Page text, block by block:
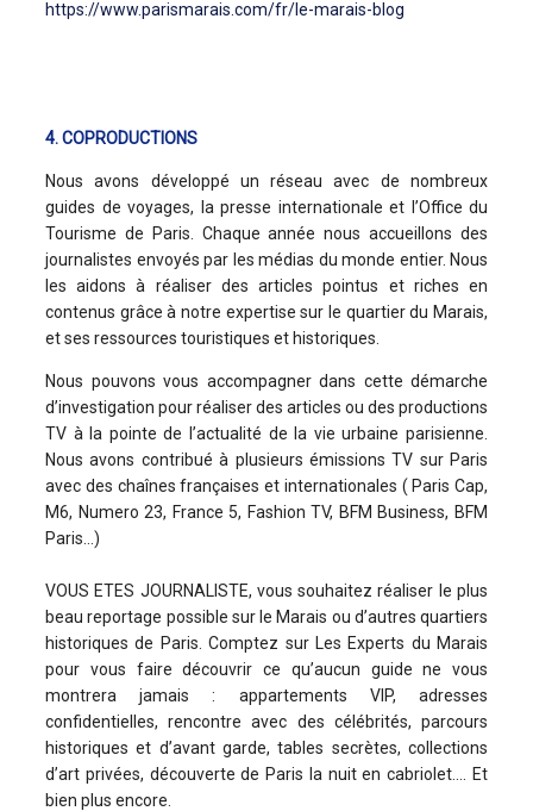
https://www.parismarais.com/fr/le-marais-blog
4. COPRODUCTIONS
Nous avons développé un réseau avec de nombreux
guides de voyages, la presse internationale et l’Office du
Tourisme de Paris. Chaque année nous accueillons des
journalistes envoyés par les médias du monde entier. Nous
les aidons à réaliser des articles pointus et riches en
contenus grâce à notre expertise sur le quartier du Marais,
et ses ressources touristiques et historiques.
Nous pouvons vous accompagner dans cette démarche
d’investigation pour réaliser des articles ou des productions
TV à la pointe de l’actualité de la vie urbaine parisienne.
Nous avons contribué à plusieurs émissions TV sur Paris
avec des chaînes françaises et internationales ( Paris Cap,
M6, Numero 23, France 5, Fashion TV, BFM Business, BFM
Paris...)
VOUS ETES JOURNALISTE, vous souhaitez réaliser le plus
beau reportage possible sur le Marais ou d’autres quartiers
historiques de Paris. Comptez sur Les Experts du Marais
pour vous faire découvrir ce qu’aucun guide ne vous
montrera jamais : appartements VIP, adresses
confidentielles, rencontre avec des célébrités, parcours
historiques et d’avant garde, tables secrètes, collections
d’art privées, découverte de Paris la nuit en cabriolet.... Et
bien plus encore.